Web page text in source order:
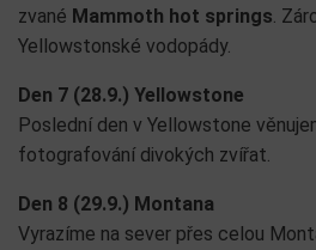
zvané Mammoth hot springs.
Yellowstonské vodopády.
Den 7 (28.9.) Yellowstone
Poslední den v Yellowstone
fotografování divokých zvířat.
Den 8 (29.9.) Montana
Vyrazíme na sever přes celou